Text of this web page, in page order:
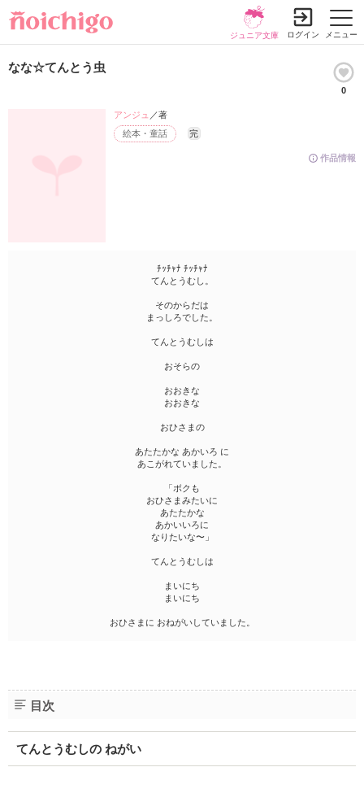
メニュー
ジュニア文庫 ログイン
なな☆てんとう虫
0
作品情報
絵本・童話 完
アンジュ ／著
ﾁｯﾁｬﾅ ﾁｯﾁｬﾅ
てんとうむし。
そのからだは
まっしろでした。
てんとうむしは
おそらの
おおきな
おおきな
おひさまの
あたたかな あかいろ に
あこがれていました。
「ボクも
おひさまみたいに
あたたかな
あかいいろに
なりたいな〜」
てんとうむしは
まいにち
まいにち
おひさまに おねがいしていました。
目次
てんとうむしの ねがい